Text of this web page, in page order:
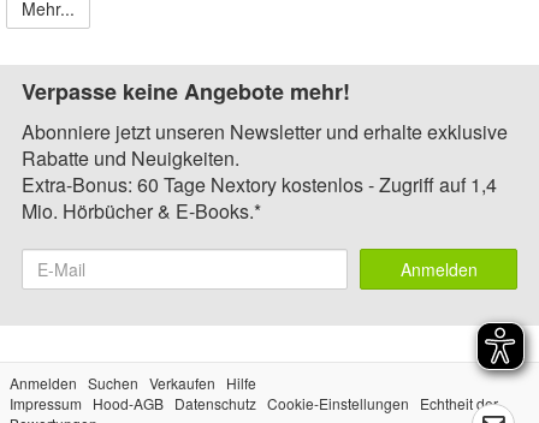
Mehr...
Verpasse keine Angebote mehr!
Abonniere jetzt unseren Newsletter und erhalte exklusive
Rabatte und Neuigkeiten.
Extra-Bonus: 60 Tage Nextory kostenlos - Zugriff auf 1,4
Mio. Hörbücher & E-Books.*
Anmelden
Anmelden Suchen Verkaufen
Hilfe
Impressum
Hood-AGB Datenschutz Cookie-Einstellungen
Echtheit der